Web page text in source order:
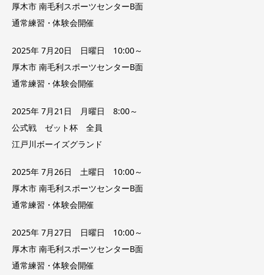
厚木市 南毛利スポーツセンターB面
通常練習・体験会開催
2025年 7月20日 日曜日 10:00～
厚木市 南毛利スポーツセンターB面
通常練習・体験会開催
2025年 7月21日 月曜日 8:00～
公式戦 ゼット杯 全員
江戸川ボーイズグランド
2025年 7月26日 土曜日 10:00～
厚木市 南毛利スポーツセンターB面
通常練習・体験会開催
2025年 7月27日 日曜日 10:00～
厚木市 南毛利スポーツセンターB面
通常練習・体験会開催